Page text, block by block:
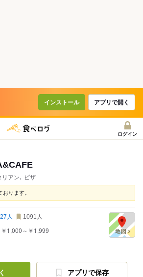
インストール アプリで開く
ログイン
リアン､ ピザ
ります。
27 人 1091 人
￥1,000～￥1,999
アプリで保存